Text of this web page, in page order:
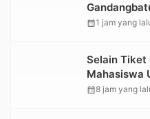
Kabupaten
calendar_month1 jam yang
Selain Tiket
Mahasiswa
Lolos ke
calendar_month8 jam yang